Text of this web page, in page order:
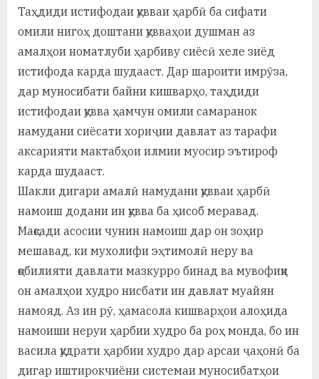
Таҳдиди истифодаи қувваи ҳарбӣ ба сифати
омили нигоҳ доштани қувваҳои душман аз
амалҳои номатлуби ҳарбиву сиёсӣ хеле зиёд
истифода карда шудааст. Дар шароити имрӯза,
дар муносибати байни кишварҳо, таҳдиди
истифодаи қувва ҳамчун омили самаранок
намудани сиёсати хориҷии давлат аз тарафи
аксарияти мактабҳои илмии муосир эътироф
карда шудааст.
Шакли дигари амалӣ намудани қувваи ҳарбӣ
намоиш додани ин қувва ба ҳисоб меравад.
Мақсади асосии чунин намоиш дар он зоҳир
мешавад, ки мухолифи эҳтимолӣ неру ва
қобилияти давлати мазкурро бинад ва мувофиқи
он амалҳои худро нисбати ин давлат муайян
намояд. Аз ин рӯ, ҳамасола кишварҳои алоҳида
намоиши неруи ҳарбии худро ба роҳ монда, бо ин
васила қудрати ҳарбии худро дар арсаи ҷаҳонӣ ба
дигар иштирокчиёни системаи муносибатҳои